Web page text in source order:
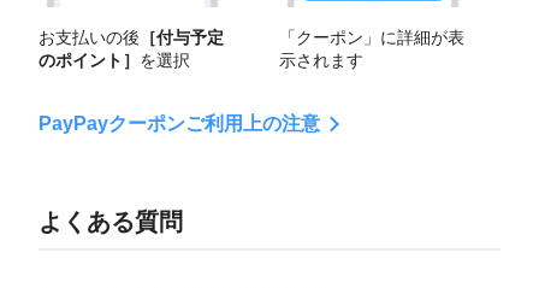
お支払いの後 ［付与予定
のポイント］ を選択
「クーポン」に詳細が表
示されます
PayPayクーポンご利用上の注意
よくある質問